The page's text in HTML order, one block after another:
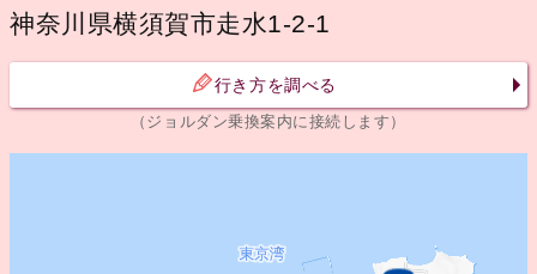
神奈川県横須賀市走水1-2-1
行き方を調べる
（ジョルダン乗換案内に接続します）